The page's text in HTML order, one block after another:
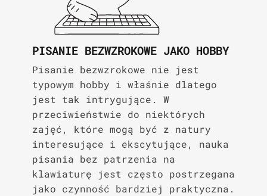
PISANIE BEZWZROKOWE JAKO HOBBY
Pisanie bezwzrokowe nie jest
typowym hobby i właśnie dlatego
jest tak intrygujące. W
przeciwieństwie do niektórych
zajęć, które mogą być z natury
interesujące i ekscytujące, nauka
pisania bez patrzenia na
klawiaturę jest często postrzegana
jako czynność bardziej praktyczna.